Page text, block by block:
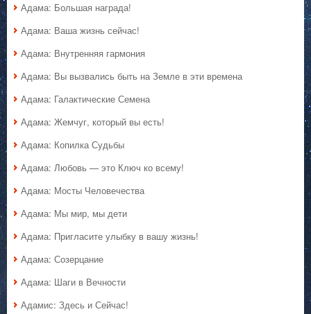
Адама: Большая награда!
Адама: Ваша жизнь сейчас!
Адама: Внутренняя гармония
Адама: Вы вызвались быть на Земле в эти времена
Адама: Галактические Семена
Адама: Жемчуг, который вы есть!
Адама: Копилка Судьбы
Адама: Любовь — это Ключ ко всему!
Адама: Мосты Человечества
Адама: Мы мир, мы дети
Адама: Пригласите улыбку в вашу жизнь!
Адама: Созерцание
Адама: Шаги в Вечности
Адамис: Здесь и Сейчас!